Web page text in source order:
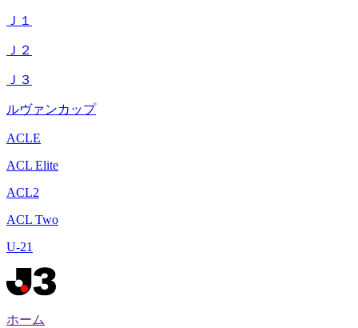
Ｊ１
Ｊ２
Ｊ３
ルヴァンカップ
ACLE
ACL Elite
ACL2
ACL Two
U-21
ホーム